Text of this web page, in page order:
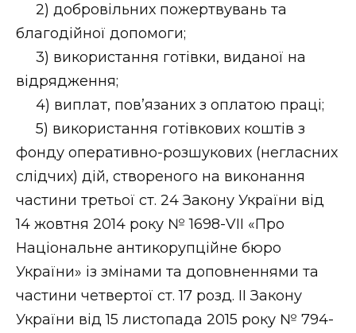
2) добровільних пожертвувань та
благодійної допомоги;
3) використання готівки, виданої на
відрядження;
4) виплат, пов’язаних з оплатою праці;
5) використання готівкових коштів з
фонду оперативно-розшукових (негласних
слідчих) дій, створеного на виконання
частини третьої ст. 24 Закону України від
14 жовтня 2014 року № 1698-VII «Про
Національне антикорупційне бюро
України» із змінами та доповненнями та
частини четвертої ст. 17 розд. II Закону
України від 15 листопада 2015 року № 794-